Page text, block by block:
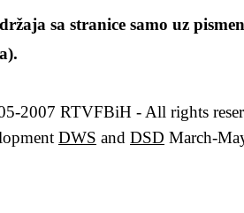
sa stranice samo uz
2007 RTVFBiH - All rights
DWS and DSD March-